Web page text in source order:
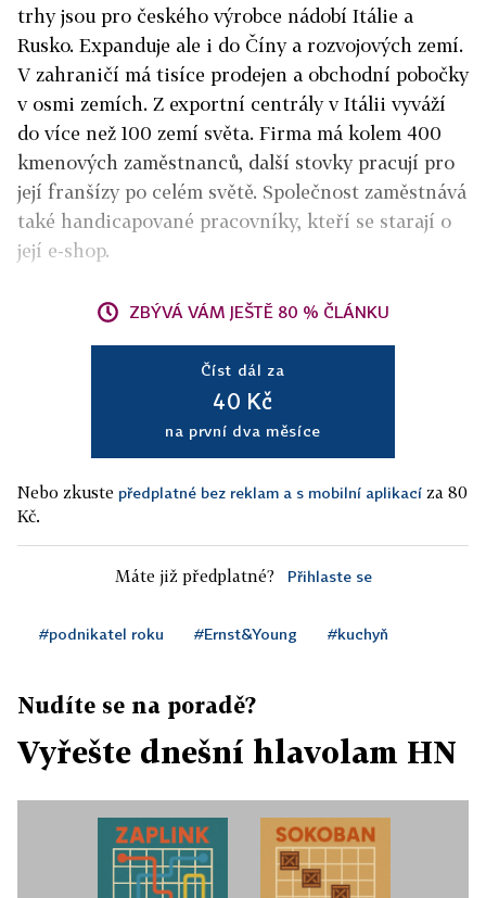
trhy jsou pro českého výrobce nádobí Itálie a
Rusko. Expanduje ale i do Číny a rozvojových zemí.
V zahraničí má tisíce prodejen a obchodní pobočky
v osmi zemích. Z exportní centrály v Itálii vyváží
do více než 100 zemí světa. Firma má kolem 400
kmenových zaměstnanců, další stovky pracují pro
její franšízy po celém světě. Společnost zaměstnává
také handicapované pracovníky, kteří se starají o
její e-shop.
ZBÝVÁ VÁM JEŠTĚ 80 % ČLÁNKU
Číst dál za
40 Kč
na první dva měsíce
Nebo zkuste předplatné bez reklam a s mobilní aplikací za 80
Kč.
Máte již předplatné? Přihlaste se
#podnikatel roku #Ernst&Young #kuchyň
Nudíte se na poradě?
Vyřešte dnešní hlavolam HN